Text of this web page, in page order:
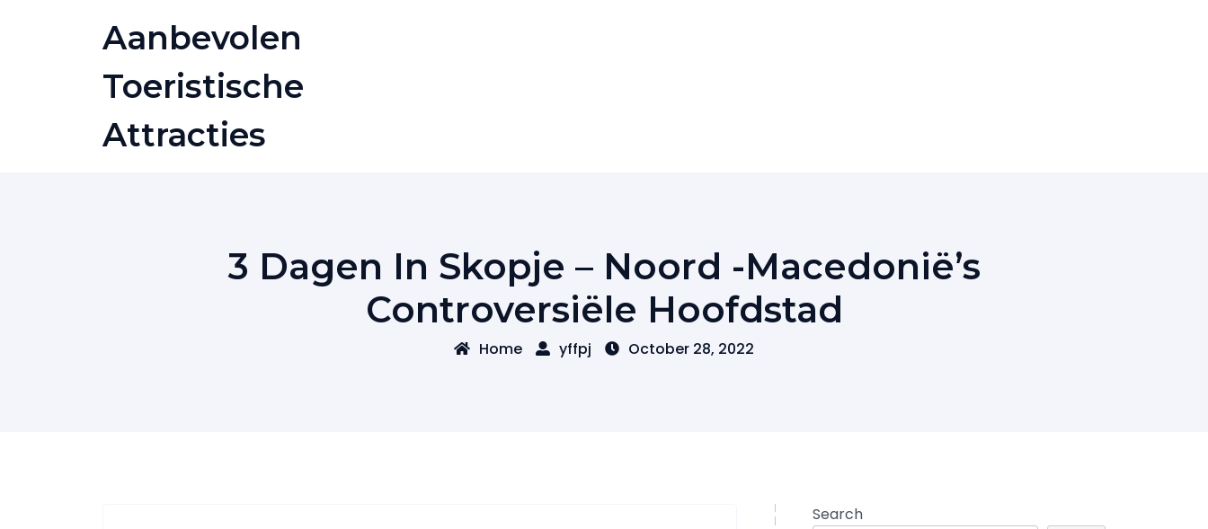
Aanbevolen
Toeristische
Attracties
3 Dagen In Skopje – Noord -Macedonië’s
Controversiële Hoofdstad
Home yffpj October 28, 2022
Search